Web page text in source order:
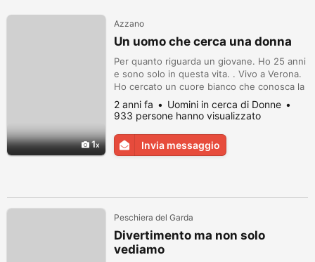
1
Azzano
Un uomo che cerca una donna
Per quanto riguarda un giovane. Ho 25 anni
e sono solo in questa vita. . Vivo a Verona.
Ho cercato un cuore bianco che conosca la
bontà.
2 anni fa
Uomini in cerca di Donne
933 persone hanno visualizzato
Invia messaggio
Peschiera del Garda
Divertimento ma non solo
vediamo